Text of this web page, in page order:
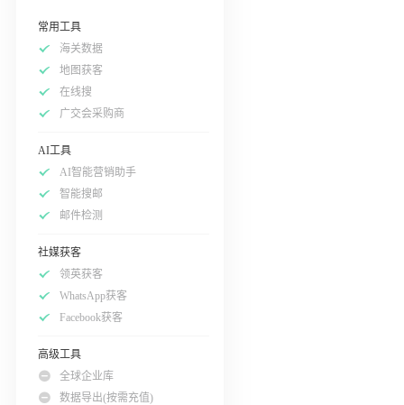
常用工具
海关数据
地图获客
在线搜
广交会采购商
AI工具
AI智能营销助手
智能搜邮
邮件检测
社媒获客
领英获客
WhatsApp获客
Facebook获客
高级工具
全球企业库
数据导出(按需充值)